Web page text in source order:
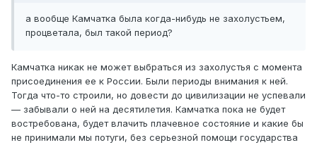
а вообще Камчатка была когда-нибудь не захолустьем,
процветала, был такой период?
Камчатка никак не может выбраться из захолустья с момента
присоединения ее к России. Были периоды внимания к ней.
Тогда что-то строили, но довести до цивилизации не успевали
— забывали о ней на десятилетия. Камчатка пока не будет
востребована, будет влачить плачевное состояние и какие бы
не принимали мы потуги, без серьезной помощи государства